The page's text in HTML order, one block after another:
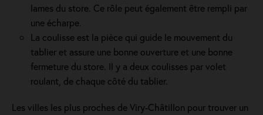
lames du store. Ce rôle peut également être rempli par
une écharpe.
La coulisse est la pièce qui guide le mouvement du
tablier et assure une bonne ouverture et une bonne
fermeture du store. Il y a deux coulisses par volet
roulant, de chaque côté du tablier.
Les villes les plus proches de Viry-Châtillon pour trouver un